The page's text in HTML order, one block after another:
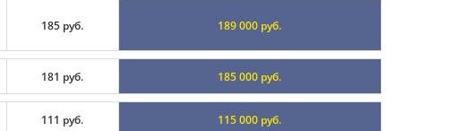
185 руб. 189 000 руб.
181 руб. 185 000 руб.
111 руб. 115 000 руб.